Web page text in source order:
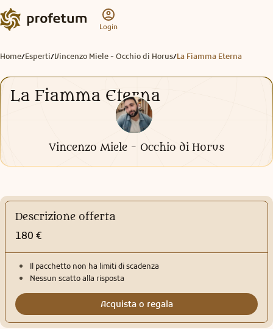
Login
Home/Esperti/Vincenzo Miele - Occhio di Horus/La Fiamma Eterna
La Fiamma Eterna
Vincenzo Miele - Occhio di Horus
Descrizione offerta
180 €
Il pacchetto non ha limiti di scadenza
Nessun scatto alla risposta
Acquista o regala